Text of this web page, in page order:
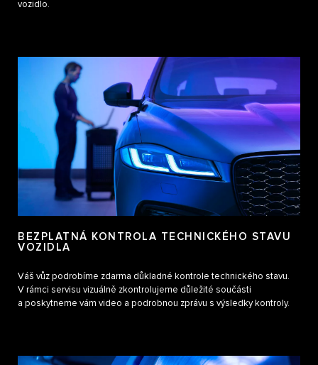
vozidlo.
BEZPLATNÁ KONTROLA TECHNICKÉHO STAVU
VOZIDLA
Váš vůz podrobíme zdarma důkladné kontrole technického stavu.
V rámci servisu vizuálně zkontrolujeme důležité součásti
a poskytneme vám video a podrobnou zprávu s výsledky kontroly.